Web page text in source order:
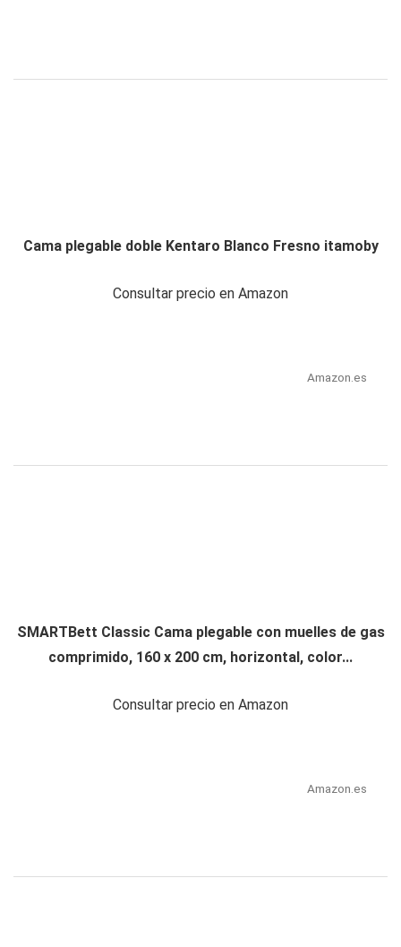
Cama plegable doble Kentaro Blanco Fresno itamoby
Consultar precio en Amazon
Amazon.es
SMARTBett Classic Cama plegable con muelles de gas
comprimido, 160 x 200 cm, horizontal, color...
Consultar precio en Amazon
Amazon.es